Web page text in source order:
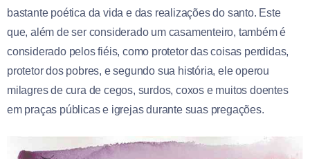
bastante poética da vida e das realizações do santo. Este
que, além de ser considerado um casamenteiro, também é
considerado pelos fiéis, como protetor das coisas perdidas,
protetor dos pobres, e segundo sua história, ele operou
milagres de cura de cegos, surdos, coxos e muitos doentes
em praças públicas e igrejas durante suas pregações.